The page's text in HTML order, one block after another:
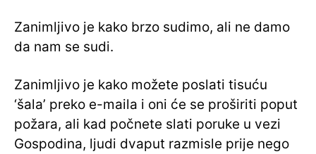
Zanimljivo je kako brzo sudimo, ali ne damo
da nam se sudi.
Zanimljivo je kako možete poslati tisuću
‘šala’ preko e-maila i oni će se proširiti poput
požara, ali kad počnete slati poruke u vezi
Gospodina, ljudi dvaput razmisle prije nego